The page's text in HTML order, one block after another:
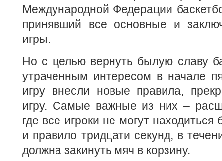
Международной Федерации
принявший все основные и
игры.
Но с целью вернуть былую славу
утраченным интересом в начале
игру внесли новые правила,
игру. Самые важные из них –
где все игроки не могут находиться
и правило тридцати секунд, в
должна закинуть мяч в корзину.